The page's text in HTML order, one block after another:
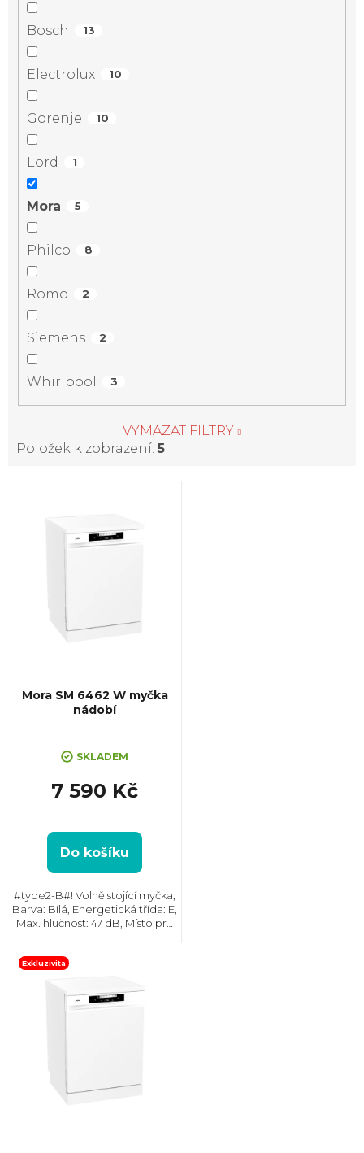
Bosch 13
Electrolux 10
Gorenje 10
Lord 1
Mora 5
Philco 8
Romo 2
Siemens 2
Whirlpool 3
VYMAZAT FILTRY
Položek k zobrazení: 5
p
k
t
ů
Mora SM 6462 W myčka
nádobí
SKLADEM
7 590 Kč
Do košíku
#type2-B#! Volně stojící myčka,
Barva: Bílá, Energetická třída: E,
Max. hlučnost: 47 dB, Místo pro
Spotřeba vody na cyklus: 11 l,...
Exkluzivita